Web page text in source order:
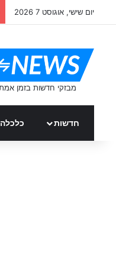
יום שישי, אוגוסט 7 2026
חדשות כלכלה